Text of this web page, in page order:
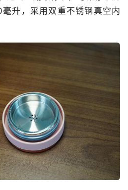
升，采用双重不锈钢真空内